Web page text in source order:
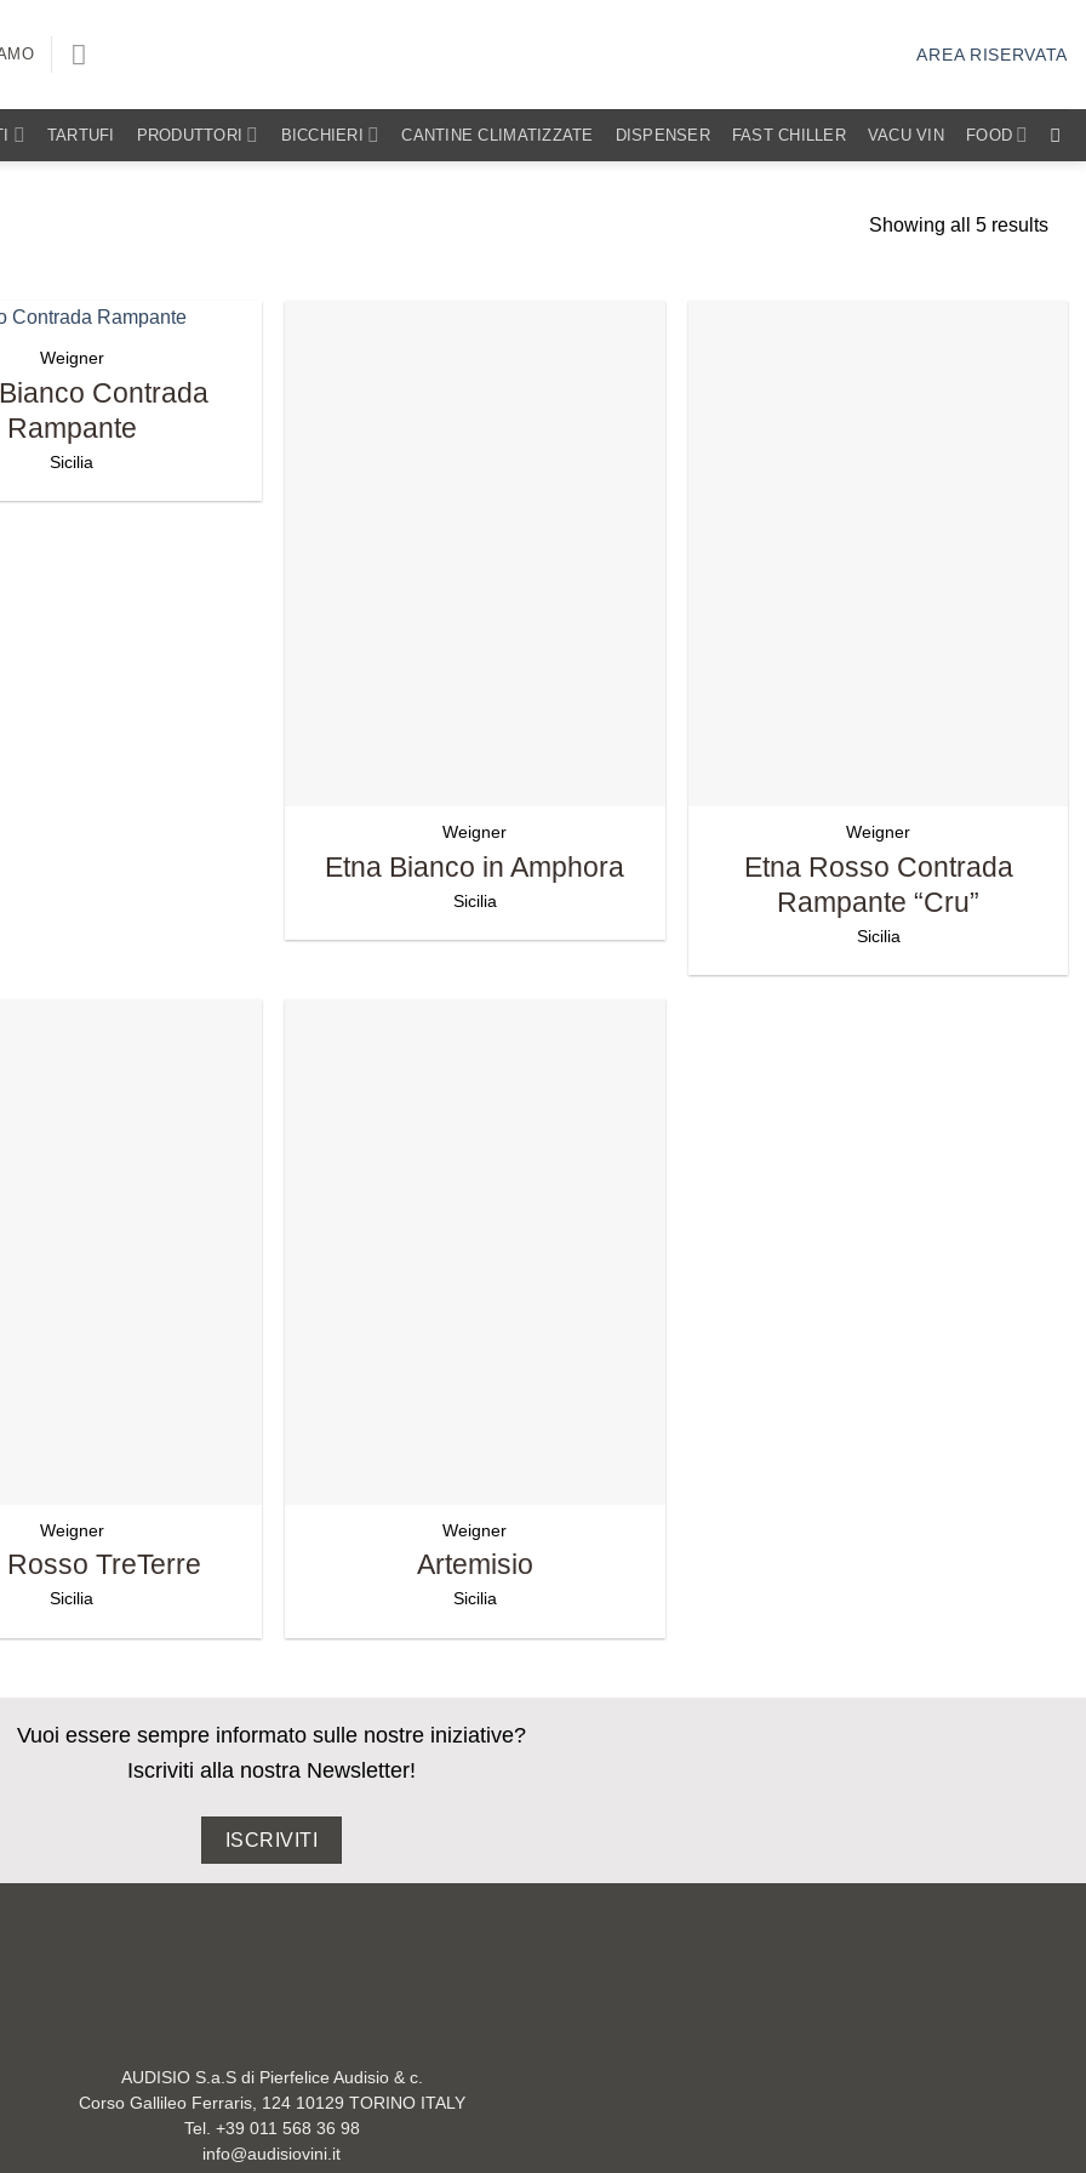
AREA RISERVATA
TARTUFI PRODUTTORI BICCHIERI CANTINE CLIMATIZZATE DISPENSER FAST CHILLER VACU VIN FOOD
Showing all 5 results
Weigner
Contrada
Rampante
Sicilia
Weigner
Etna Bianco in Amphora
Sicilia
Weigner
Etna Rosso Contrada
Rampante “Cru”
Sicilia
Weigner
Rosso TreTerre
Sicilia
Weigner
Artemisio
Sicilia
Vuoi essere sempre informato sulle nostre iniziative?
Iscriviti alla nostra Newsletter!
ISCRIVITI
AUDISIO S.a.S di Pierfelice Audisio & c.
Corso Gallileo Ferraris, 124 10129 TORINO ITALY
Tel. +39 011 568 36 98
info@audisiovini.it